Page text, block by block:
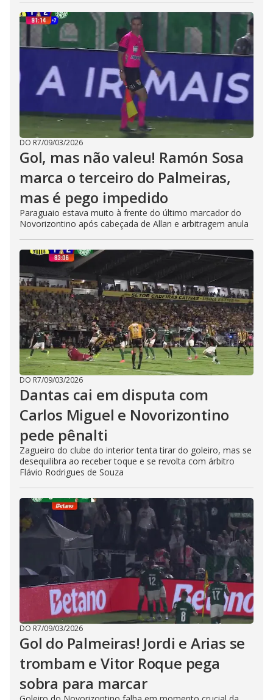
DO R7/09/03/2026
Gol, mas não valeu! Ramón Sosa
marca o terceiro do Palmeiras,
mas é pego impedido
Paraguaio estava muito à frente do último marcador do
Novorizontino após cabeçada de Allan e arbitragem anula
DO R7/09/03/2026
Dantas cai em disputa com
Carlos Miguel e Novorizontino
pede pênalti
Zagueiro do clube do interior tenta tirar do goleiro, mas se
desequilibra ao receber toque e se revolta com árbitro
Flávio Rodrigues de Souza
DO R7/09/03/2026
Gol do Palmeiras! Jordi e Arias se
trombam e Vitor Roque pega
sobra para marcar